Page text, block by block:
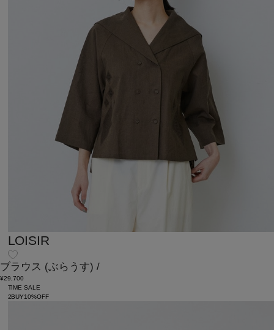
LOISIR
ブラウス (ぶらうす) /
¥29,700
TIME SALE
2BUY10%OFF